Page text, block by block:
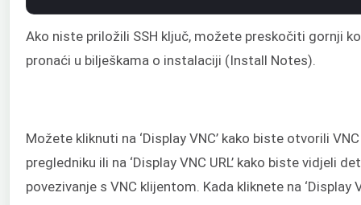
Ako niste priložili SSH ključ, možete preskočiti gornji
pronaći u bilješkama o instalaciji (Install Notes).
Možete kliknuti na ‘Display VNC’ kako biste otvorili
pregledniku ili na ‘Display VNC URL’ kako biste vidjeli
povezivanje s VNC klijentom. Kada kliknete na ‘Display